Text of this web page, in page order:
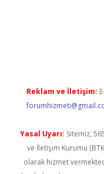
Reklam ve İletişim:
Yasal Uyarı: Sitemiz,
ve İletişim Kurumu
olarak hizmet